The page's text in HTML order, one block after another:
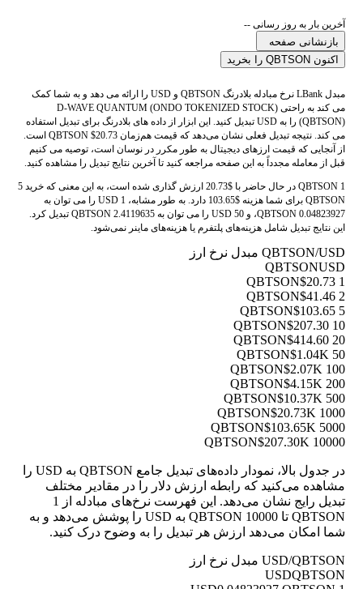
آخرین بار به روز رسانی --
بازنشانی صفحه
اکنون QBTSON را بخرید
مبدل LBank نرخ مبادله بلادرنگ QBTSON و USD را ارائه می دهد و به شما کمک
می کند به راحتی D-WAVE QUANTUM (ONDO TOKENIZED STOCK)
(QBTSON) را به USD تبدیل کنید. این ابزار از داده های بلادرنگ برای تبدیل استفاده
می کند. نتیجه تبدیل فعلی نشان می‌دهد که قیمت هم‌زمان QBTSON $20.73 است.
از آنجایی که قیمت ارزهای دیجیتال به طور مکرر در نوسان است، توصیه می کنیم
قبل از معامله مجدداً به این صفحه مراجعه کنید تا آخرین نتایج تبدیل را مشاهده کنید.
1 QBTSON در حال حاضر با $20.73 ارزش گذاری شده است، به این معنی که خرید 5
QBTSON برای شما هزینه $103.65 دارد. به طور مشابه، 1 USD را می توان به
0.04823927 QBTSON، و 50 USD را می توان به 2.4119635 QBTSON تبدیل کرد.
این نتایج تبدیل شامل هزینه‌های پلتفرم یا هزینه‌های ماینر نمی‌شود.
QBTSON/USD مبدل نرخ ارز
QBTSONUSD
1 QBTSON
$20.73
2 QBTSON
$41.46
5 QBTSON
$103.65
10 QBTSON
$207.30
20 QBTSON
$414.60
50 QBTSON
$1.04K
100 QBTSON
$2.07K
200 QBTSON
$4.15K
500 QBTSON
$10.37K
1000 QBTSON
$20.73K
5000 QBTSON
$103.65K
10000 QBTSON
$207.30K
در جدول بالا، نمودار داده‌های تبدیل جامع QBTSON به USD را
مشاهده می‌کنید که رابطه ارزش دلار را در مقادیر مختلف
تبدیل رایج نشان می‌دهد. این فهرست نرخ‌های مبادله از 1
QBTSON تا 10000 QBTSON به USD را پوشش می‌دهد و به
شما امکان می‌دهد ارزش هر تبدیل را به وضوح درک کنید.
USD/QBTSON مبدل نرخ ارز
USDQBTSON